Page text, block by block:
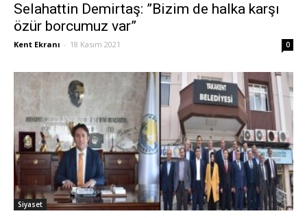
Selahattin Demirtaş: ”Bizim de halka karşı
özür borcumuz var”
Kent Ekranı - 18 Kasım 2021 0
Siyaset